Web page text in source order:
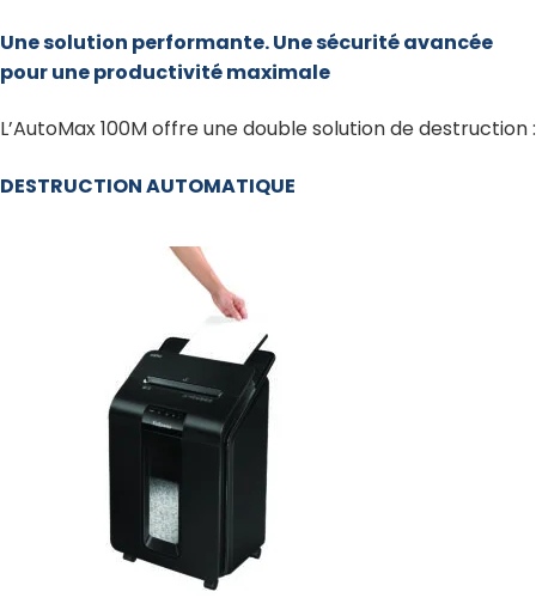
Une solution performante. Une sécurité avancée
pour une productivité maximale
L’AutoMax 100M offre une double solution de destruction :
DESTRUCTION AUTOMATIQUE